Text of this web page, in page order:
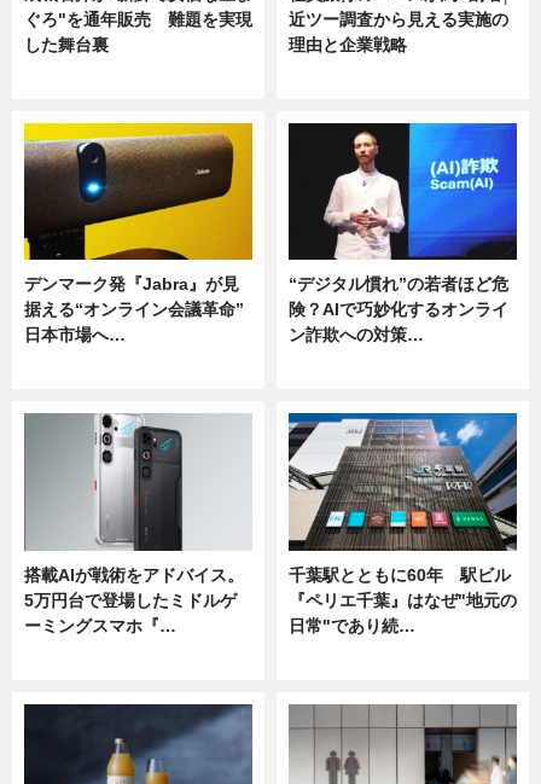
ぐろ"を通年販売 難題を実現
した舞台裏
近ツー調査から見える実施の
理由と企業戦略
デンマーク発『Jabra』が見
据える“オンライン会議革命”
日本市場へ…
“デジタル慣れ”の若者ほど危
険？AIで巧妙化するオンライ
ン詐欺への対策…
搭載AIが戦術をアドバイス。
5万円台で登場したミドルゲ
ーミングスマホ『…
千葉駅とともに60年 駅ビル
『ペリエ千葉』はなぜ"地元の
日常"であり続…